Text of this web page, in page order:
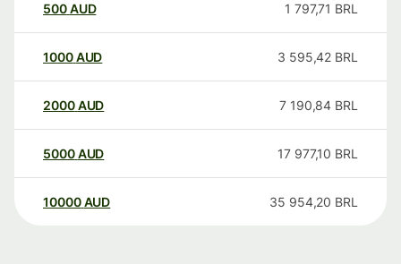
500AUD 1 797,71 BRL
1000AUD 3 595,42 BRL
2000AUD 7 190,84 BRL
5000AUD 17 977,10 BRL
10000 AUD 35 954,20 BRL